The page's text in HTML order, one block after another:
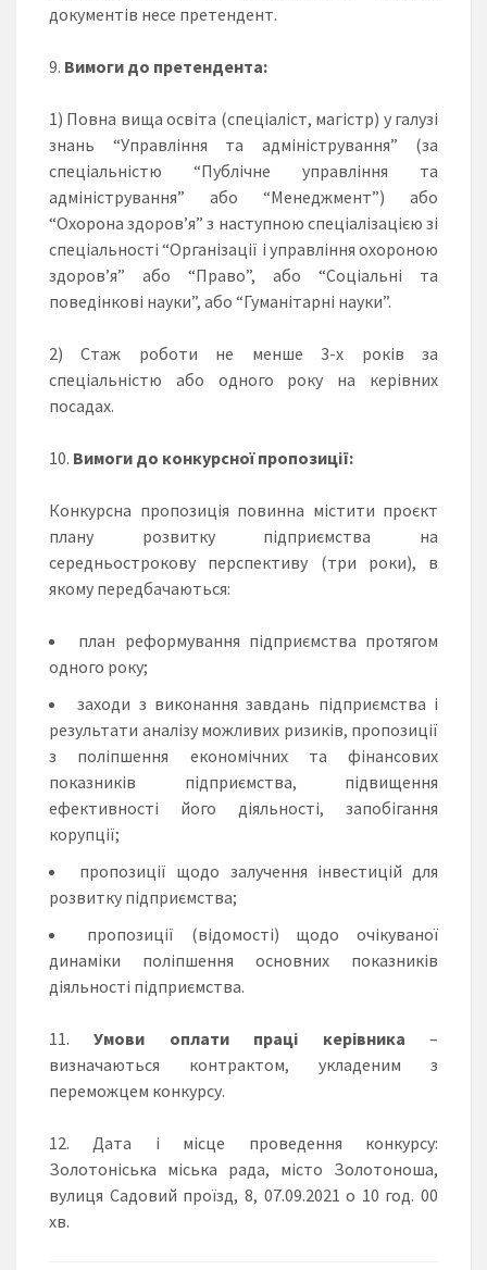
документів несе претендент.
Вимоги до претендента:
1) Повна вища освіта (спеціаліст, магістр) у галузі
знань “Управління та адміністрування” (за
спеціальністю “Публічне управління та
адміністрування” або “Менеджмент”) або
“Охорона здоров’я” з наступною спеціалізацією зі
спеціальності “Організації і управління охороною
здоров’я” або “Право”, або “Соціальні та
поведінкові науки”, або “Гуманітарні науки”.
2) Стаж роботи не менше 3-х років за
спеціальністю або одного року на керівних
посадах.
Вимоги до конкурсної пропозиції:
Конкурсна пропозиція повинна містити проєкт
плану розвитку підприємства на
середньострокову перспективу (три роки), в
якому передбачаються:
план реформування підприємства протягом
одного року;
заходи з виконання завдань підприємства і
результати аналізу можливих ризиків, пропозиції
з поліпшення економічних та фінансових
показників підприємства, підвищення
ефективності його діяльності, запобігання
корупції;
пропозиції щодо залучення інвестицій для
розвитку підприємства;
пропозиції (відомості) щодо очікуваної
динаміки поліпшення основних показників
діяльності підприємства.
Умови оплати праці керівника –
визначаються контрактом, укладеним з
переможцем конкурсу.
Дата і місце проведення конкурсу:
Золотоніська міська рада, місто Золотоноша,
вулиця Садовий проїзд, 8, 07.09.2021 о 10 год. 00
хв.